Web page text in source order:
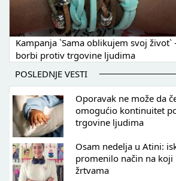
Kampanja `Sama oblikujem svoj život`
borbi protiv trgovine ljudima
POSLEDNJE VESTI
Oporavak ne može da
omogućio kontinuitet
trgovine ljudima
Osam nedelja u Atini:
promenilo način na
žrtvama